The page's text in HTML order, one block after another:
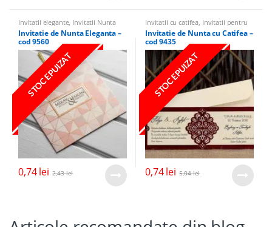
Invitatii elegante, Invitatii Nunta
Invitatie de Nunta Eleganta –
cod 9560
STOC EPUIZAT
0,74lei 2,43lei
Invitatii cu catifea, Invitatii pentru
alte evenimente Banchet ,Invitatii
Nunta,Invitatii elegante, Invitatii
vintage
Invitatie de Nunta cu Catifea –
cod 9435
STOC EPUIZAT
0,74lei 5,04lei